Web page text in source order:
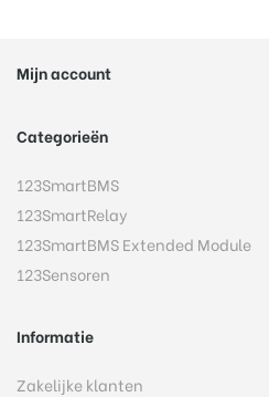
Mijn account
Categorieën
123SmartBMS
123SmartRelay
123SmartBMS Extended Module
123Sensoren
Informatie
Zakelijke klanten